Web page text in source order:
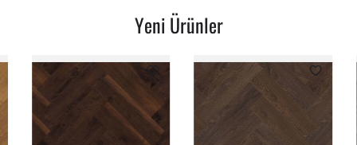
Yeni Ürünler